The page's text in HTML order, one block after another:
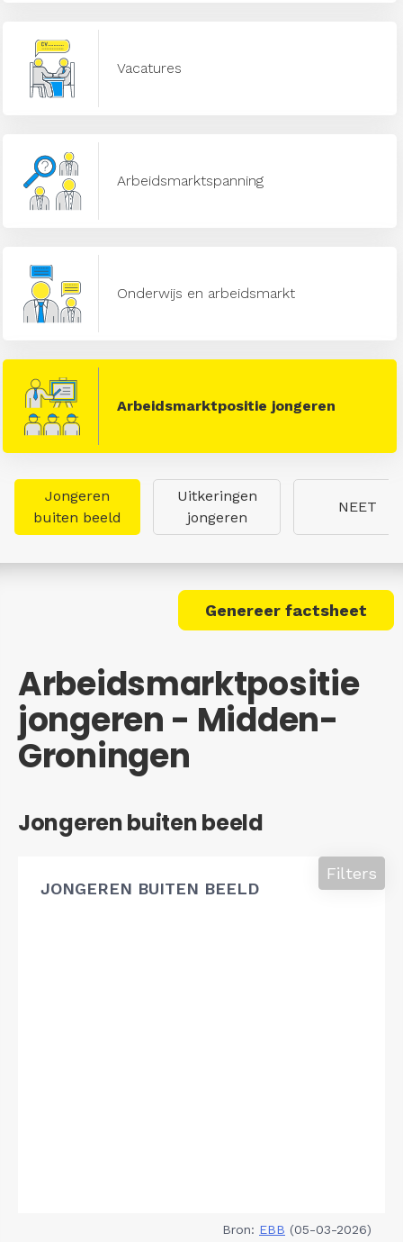
Vacatures
Arbeidsmarktspanning
Onderwijs en arbeidsmarkt
Arbeidsmarktpositie jongeren
Jongeren
buiten beeld
Uitkeringen
jongeren
NEET
Genereer factsheet
Arbeidsmarktpositie
jongeren - Midden-
Groningen
Jongeren buiten beeld
JONGEREN BUITEN BEELD
Filters
Bron: EBB (05-03-2026)